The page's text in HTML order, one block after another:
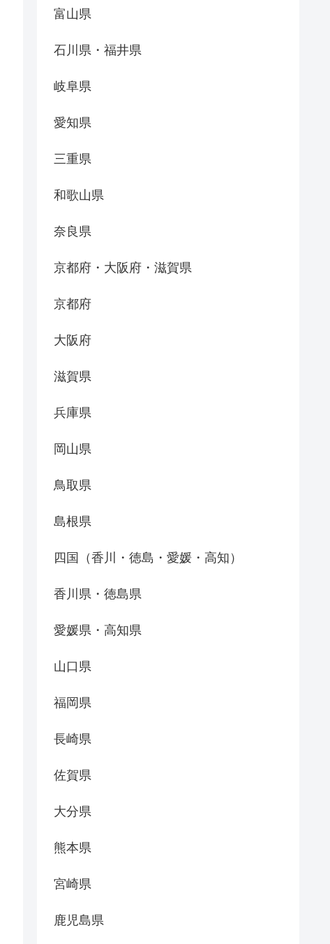
富山県
石川県・福井県
岐阜県
愛知県
三重県
和歌山県
奈良県
京都府・大阪府・滋賀県
京都府
大阪府
滋賀県
兵庫県
岡山県
鳥取県
島根県
四国（香川・徳島・愛媛・高知）
香川県・徳島県
愛媛県・高知県
山口県
福岡県
長崎県
佐賀県
大分県
熊本県
宮崎県
鹿児島県